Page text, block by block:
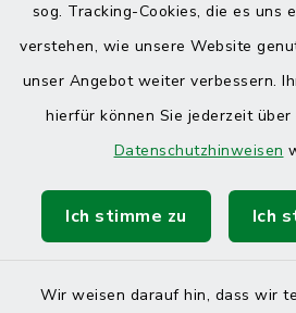
sog. Tracking-Cookies, die es uns
verstehen, wie unsere Website
unser Angebot weiter verbessern.
hierfür können Sie jederzeit über
Datenschutzhinweisen
Ich stimme zu Ich
Wir weisen darauf hin, dass wir